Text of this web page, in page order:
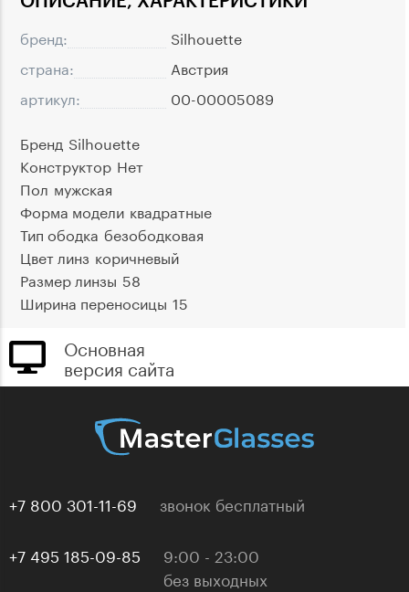
бренд:
Silhouette
страна:
Австрия
артикул:
00-00005089
Бренд Silhouette
Конструктор Нет
Пол мужская
Форма модели квадратные
Тип ободка безободковая
Цвет линз коричневый
Размер линзы 58
Ширина переносицы 15
Основная
версия сайта
+7 800 301-11-69 звонок бесплатный
+7 495 185-09-85
9:00 - 23:00
без выходных